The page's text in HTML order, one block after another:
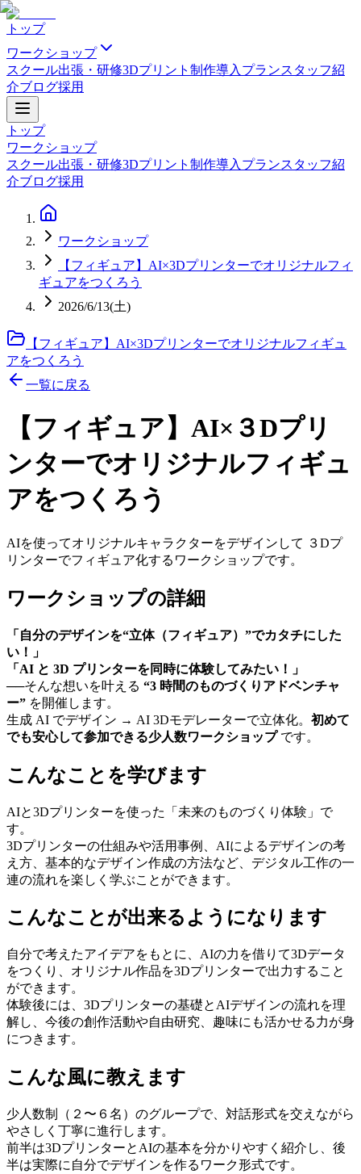
トップ
ワークショップ
スクール出張・研修3Dプリント制作導入プランスタッフ紹
介ブログ採用
トップ
ワークショップ
スクール出張・研修3Dプリント制作導入プランスタッフ紹
介ブログ採用
ワークショップ
【フィギュア】AI×3Dプリンターでオリジナルフィ
ギュアをつくろう
2026/6/13(土)
【フィギュア】AI×3Dプリンターでオリジナルフィギュ
アをつくろう
一覧に戻る
【フィギュア】AI×３Dプリ
ンターでオリジナルフィギュ
アをつくろう
AIを使ってオリジナルキャラクターをデザインして ３Dプ
リンターでフィギュア化するワークショップです。
ワークショップの詳細
「自分のデザインを“立体（フィギュア）”でカタチにした
い！」
「AI と 3D プリンターを同時に体験してみたい！」
──そんな想いを叶える “3 時間のものづくりアドベンチャ
ー” を開催します。
生成 AI でデザイン → AI 3Dモデレーターで立体化。 初めて
でも安心して参加できる少人数ワークショップ です。
こんなことを学びます
AIと3Dプリンターを使った「未来のものづくり体験」で
す。
3Dプリンターの仕組みや活用事例、AIによるデザインの考
え方、基本的なデザイン作成の方法など、デジタル工作の一
連の流れを楽しく学ぶことができます。
こんなことが出来るようになります
自分で考えたアイデアをもとに、AIの力を借りて3Dデータ
をつくり、オリジナル作品を3Dプリンターで出力すること
ができます。
体験後には、3Dプリンターの基礎とAIデザインの流れを理
解し、今後の創作活動や自由研究、趣味にも活かせる力が身
につきます。
こんな風に教えます
少人数制（２〜６名）のグループで、対話形式を交えながら
やさしく丁寧に進行します。
前半は3DプリンターとAIの基本を分かりやすく紹介し、後
半は実際に自分でデザインを作るワーク形式です。